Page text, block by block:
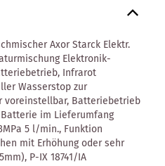
Axor Starck Elektr.
Elektronik-
Infrarot
Wasserstop zur
voreinstellbar, Batteriebetrieb
Batterie im Lieferumfang
5 l/min., Funktion
mit Erhöhung oder sehr
P-IX 18741/IA